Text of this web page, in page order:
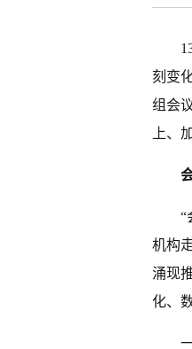
刻变
组会
上、
“
机构
涌现
化、